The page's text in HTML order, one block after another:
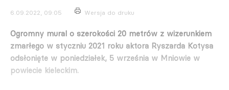
6.09.2022, 09:05 Wersja do druku
Ogromny mural o szerokości 20 metrów z wizerunkiem
zmarłego w styczniu 2021 roku aktora Ryszarda Kotysa
odsłonięte w poniedziałek, 5 września w Mniowie w
powiecie kieleckim.